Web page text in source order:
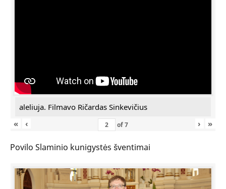
aleliuja. Filmavo Ričardas Sinkevičius
«
‹ of7 › »
Povilo Slaminio kunigystės šventimai